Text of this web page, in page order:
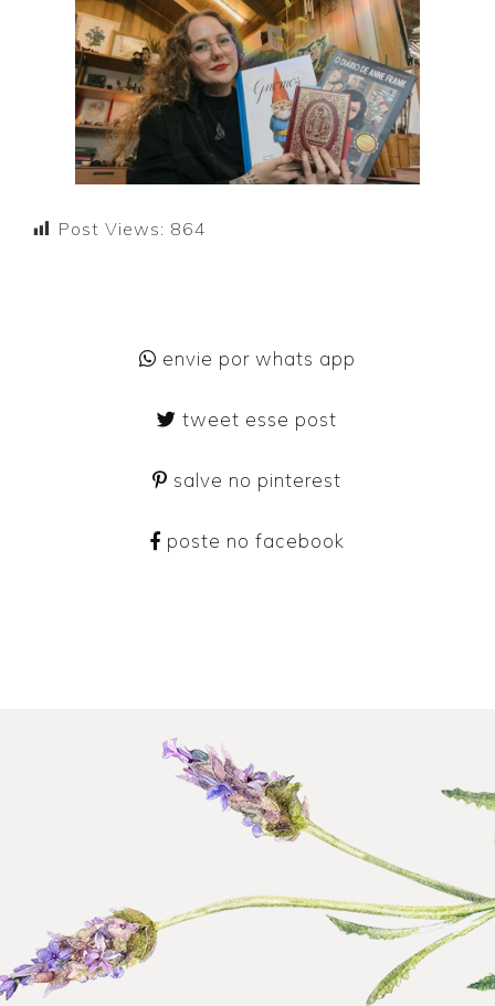
Post Views: 864
envie por whats app
tweet esse post
salve no pinterest
poste no facebook